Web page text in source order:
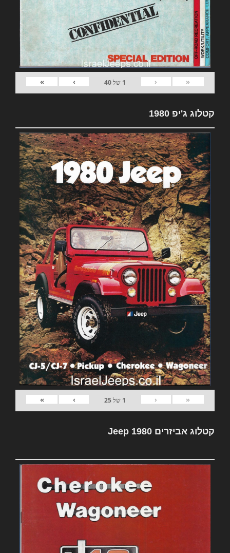
«
‹
1 של40
›
»
קטלוג ג'יפ 1980
«
‹
1 של25
›
»
קטלוג אביזרים Jeep 1980